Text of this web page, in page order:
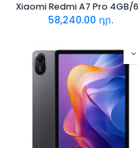
58,240.00 դր.